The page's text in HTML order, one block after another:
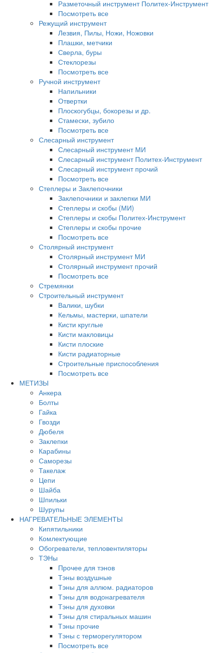
Разметочный инструмент Политех-Инструмент
Посмотреть все
Режущий инструмент
Лезвия, Пилы, Ножи, Ножовки
Плашки, метчики
Сверла, буры
Стеклорезы
Посмотреть все
Ручной инструмент
Напильники
Отвертки
Плоскогубцы, бокорезы и др.
Стамески, зубило
Посмотреть все
Слесарный инструмент
Слесарный инструмент МИ
Слесарный инструмент Политех-Инструмент
Слесарный инструмент прочий
Посмотреть все
Степлеры и Заклепочники
Заклепочники и заклепки МИ
Степлеры и скобы (МИ)
Степлеры и скобы Политех-Инструмент
Степлеры и скобы прочие
Посмотреть все
Столярный инструмент
Столярный инструмент МИ
Столярный инструмент прочий
Посмотреть все
Стремянки
Строительный инструмент
Валики, шубки
Кельмы, мастерки, шпатели
Кисти круглые
Кисти макловицы
Кисти плоские
Кисти радиаторные
Строительные приспособления
Посмотреть все
МЕТИЗЫ
Анкера
Болты
Гайка
Гвозди
Дюбеля
Заклепки
Карабины
Саморезы
Такелаж
Цепи
Шайба
Шпильки
Шурупы
НАГРЕВАТЕЛЬНЫЕ ЭЛЕМЕНТЫ
Кипятильники
Комлектующие
Обогреватели, тепловентиляторы
ТЭНы
Прочее для тэнов
Тэны воздушные
Тэны для аллюм. радиаторов
Тэны для водонагревателя
Тэны для духовки
Тэны для стиральных машин
Тэны прочие
Тэны с терморегулятором
Посмотреть все